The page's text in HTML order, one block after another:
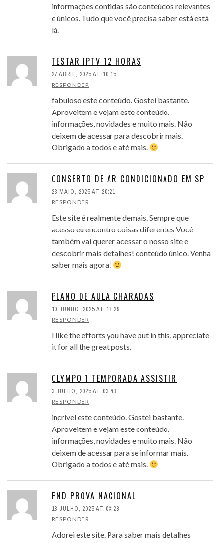
informações contidas são conteúdos relevantes
e únicos. Tudo que você precisa saber está está
lá.
TESTAR IPTV 12 HORAS
27 ABRIL, 2025 AT 10:15
RESPONDER
fabuloso este conteúdo. Gostei bastante.
Aproveitem e vejam este conteúdo.
informações, novidades e muito mais. Não
deixem de acessar para descobrir mais.
Obrigado a todos e até mais.
CONSERTO DE AR CONDICIONADO EM SP
23 MAIO, 2025 AT 20:21
RESPONDER
Este site é realmente demais. Sempre que
acesso eu encontro coisas diferentes Você
também vai querer acessar o nosso site e
descobrir mais detalhes! conteúdo único. Venha
saber mais agora!
PLANO DE AULA CHARADAS
10 JUNHO, 2025 AT 13:29
RESPONDER
I like the efforts you have put in this, appreciate
it for all the great posts.
OLYMPO 1 TEMPORADA ASSISTIR
3 JULHO, 2025 AT 03:43
RESPONDER
incrível este conteúdo. Gostei bastante.
Aproveitem e vejam este conteúdo.
informações, novidades e muito mais. Não
deixem de acessar para se informar mais.
Obrigado a todos e até mais.
PND PROVA NACIONAL
18 JULHO, 2025 AT 03:28
RESPONDER
Adorei este site. Para saber mais detalhes